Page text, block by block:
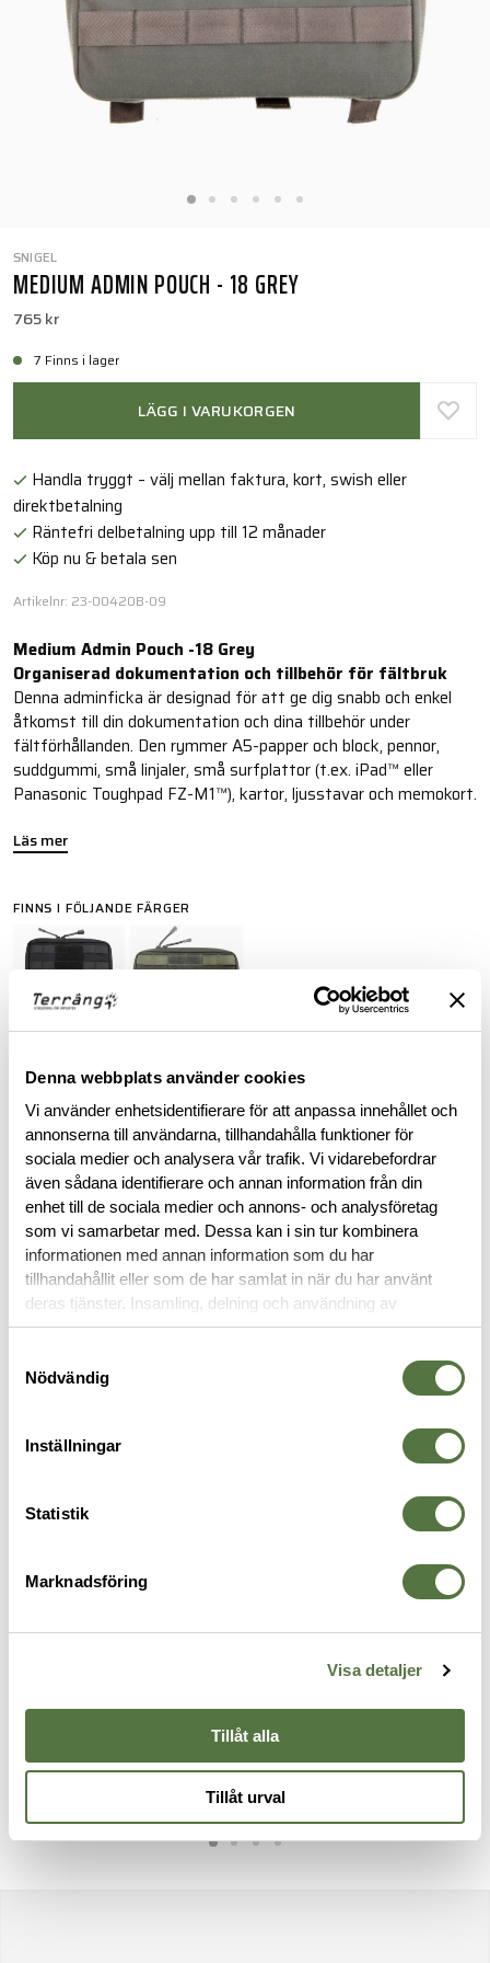
Denna webbplats använder cookies
Vi använder enhetsidentifierare för att anpassa innehållet och
annonserna till användarna, tillhandahålla funktioner för
sociala medier och analysera vår trafik. Vi vidarebefordrar
även sådana identifierare och annan information från din
enhet till de sociala medier och annons- och analysföretag
som vi samarbetar med. Dessa kan i sin tur kombinera
informationen med annan information som du har
tillhandahållit eller som de har samlat in när du har använt
deras tjänster. Insamling, delning och användning av
personuppgifter kan användas för personalisering av
Nödvändig
Inställningar
Statistik
Marknadsföring
Visa detaljer
Tillåt alla
Tillåt urval
SNIGEL
MEDIUM ADMIN POUCH - 18 GREY
765 kr
7 Finns i lager
LÄGG I VARUKORGEN
Handla tryggt – välj mellan faktura, kort, swish eller
direktbetalning
Räntefri delbetalning upp till 12 månader
Köp nu & betala sen
Artikelnr: 23-00420B-09
Medium Admin Pouch -18 Grey
Organiserad dokumentation och tillbehör för fältbruk
Denna adminficka är designad för att ge dig snabb och enkel
åtkomst till din dokumentation och dina tillbehör under
fältförhållanden. Den rymmer A5-papper och block, pennor,
suddgummi, små linjaler, små surfplattor (t.ex. iPad™ eller
Panasonic Toughpad FZ-M1™), kartor, ljusstavar och memokort.
Läs mer
FINNS I FÖLJANDE FÄRGER
BESKRIVNING
SPECIFIKATIONER
RECENSIONER
OM VARUMÄRKET
40L insatsvägg -10
Tac Pouch 6 Olive
425 kr